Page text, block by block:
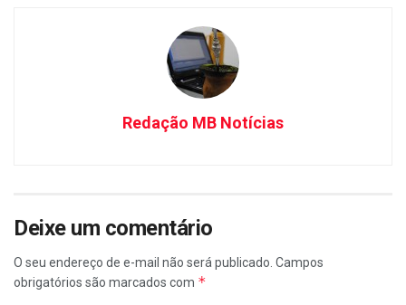
Redação MB Notícias
Deixe um comentário
O seu endereço de e-mail não será publicado. Campos
obrigatórios são marcados com *